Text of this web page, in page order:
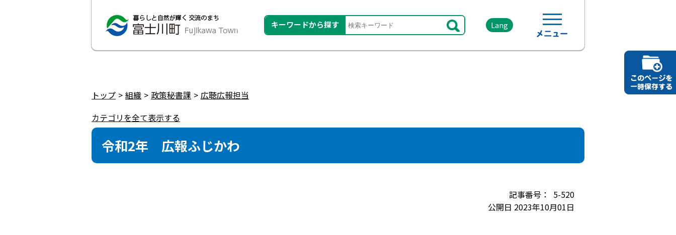
キーワードから探す Lang
トップ 組織 政策秘書課
広聴広報担当
カテゴリを全て表示する
令和2年 広報ふじかわ
5-520
公開日 2023年10月01日